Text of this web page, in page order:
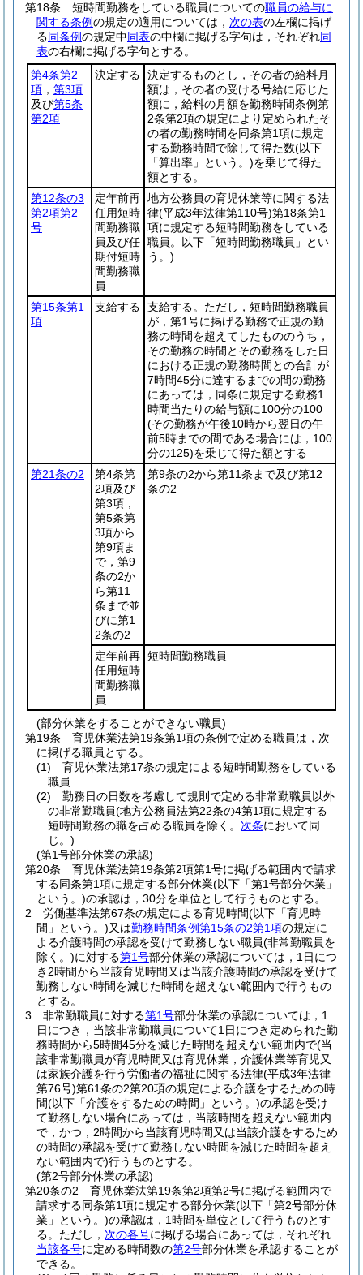
第18条
短時間勤務をしている職員についての職員の給与に
関する条例の規定の適用については， 次の表の左欄に掲げ
る同条例の規定中同表の中欄に掲げる字句は，それぞれ同
表の右欄に掲げる字句とする。
第4条第2
項 ， 第3項
及び第5条
第2項
決定する
決定するものとし，その者の給料月
額は，その者の受ける号給に応じた
額に，給料の月額を勤務時間条例第
2条第2項の規定により定められたそ
の者の勤務時間を同条第1項に規定
する勤務時間で除して得た数(以下
「算出率」という。)を乗じて得た
額とする。
第12条の3
第2項第2
号
定年前再
任用短時
間勤務職
員及び任
期付短時
間勤務職
員
地方公務員の育児休業等に関する法
律(平成3年法律第110号)第18条第1
項に規定する短時間勤務をしている
職員。以下「短時間勤務職員」とい
う。)
第15条第1
項
支給する
支給する。ただし，短時間勤務職員
が，第1号に掲げる勤務で正規の勤
務の時間を超えてしたもののうち，
その勤務の時間とその勤務をした日
における正規の勤務時間との合計が
7時間45分に達するまでの間の勤務
にあっては，同条に規定する勤務1
時間当たりの給与額に100分の100
(その勤務が午後10時から翌日の午
前5時までの間である場合には，100
分の125)を乗じて得た額とする
第21条の2
第4条第
2項及び
第3項，
第5条第
3項から
第9項ま
で，第9
条の2か
ら第11
条まで並
びに第1
2条の2
第9条の2から第11条まで及び第12
条の2
定年前再
任用短時
間勤務職
員
短時間勤務職員
(部分休業をすることができない職員)
第19条
育児休業法第19条第1項の条例で定める職員は，次
に掲げる職員とする。
(1)
育児休業法第17条の規定による短時間勤務をしている
職員
(2)
勤務日の日数を考慮して規則で定める非常勤職員以外
の非常勤職員(地方公務員法第22条の4第1項に規定する
短時間勤務の職を占める職員を除く。 次条において同
じ。)
(第1号部分休業の承認)
第20条
育児休業法第19条第2項第1号に掲げる範囲内で請求
する同条第1項に規定する部分休業(以下「第1号部分休業」
という。)の承認は，30分を単位として行うものとする。
2
労働基準法第67条の規定による育児時間(以下「育児時
間」という。)又は勤務時間条例第15条の2第1項の規定に
よる介護時間の承認を受けて勤務しない職員(非常勤職員を
除く。)に対する第1号部分休業の承認については，1日につ
き2時間から当該育児時間又は当該介護時間の承認を受けて
勤務しない時間を減じた時間を超えない範囲内で行うもの
とする。
3
非常勤職員に対する第1号部分休業の承認については，1
日につき，当該非常勤職員について1日につき定められた勤
務時間から5時間45分を減じた時間を超えない範囲内で(当
該非常勤職員が育児時間又は育児休業，介護休業等育児又
は家族介護を行う労働者の福祉に関する法律(平成3年法律
第76号)第61条の2第20項の規定による介護をするための時
間(以下「介護をするための時間」という。)の承認を受け
て勤務しない場合にあっては，当該時間を超えない範囲内
で，かつ，2時間から当該育児時間又は当該介護をするため
の時間の承認を受けて勤務しない時間を減じた時間を超え
ない範囲内で)行うものとする。
(第2号部分休業の承認)
第20条の2
育児休業法第19条第2項第2号に掲げる範囲内で
請求する同条第1項に規定する部分休業(以下「第2号部分休
業」という。)の承認は，1時間を単位として行うものとす
る。 ただし， 次の各号に掲げる場合にあっては，それぞれ
当該各号に定める時間数の第2号部分休業を承認することが
できる。